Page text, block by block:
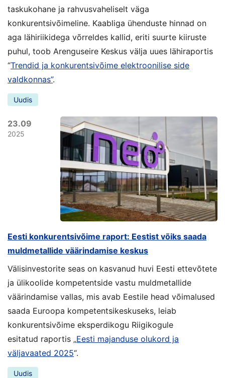
taskukohane ja rahvusvaheliselt väga
konkurentsivõimeline. Kaabliga ühenduste hinnad on
aga lähiriikidega võrreldes kallid, eriti suurte kiiruste
puhul, toob Arenguseire Keskus välja uues lähiraportis
“Trendid ja konkurentsivõime elektroonilise side
valdkonnas”.
Uudis
23.09
2025
Eesti konkurentsivõime raport: Eestist võiks saada
muldmetallide väärindamise keskus
Välisinvestorite seas on kasvanud huvi Eesti ettevõtete
ja ülikoolide kompetentside vastu muldmetallide
väärindamise vallas, mis avab Eestile head võimalused
saada Euroopa kompetentsikeskuseks, leiab
konkurentsivõime eksperdikogu Riigikogule
esitatud raportis „Eesti majanduse olukord ja
väljavaated 2025“.
Uudis